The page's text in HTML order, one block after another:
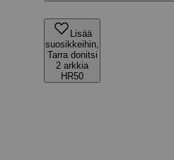
Lisää
suosikkeihin,
Tarra donitsi
2 arkkia
HR50